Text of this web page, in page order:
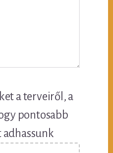
a terveiről, a
pontosabb